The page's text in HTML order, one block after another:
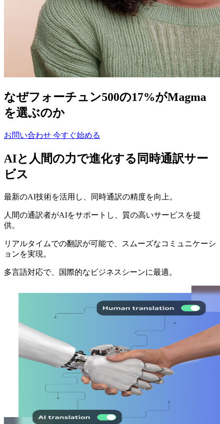
なぜフォーチュン500の17%がMagma
を選ぶのか
お問い合わせ 今すぐ始める
AIと人間の力で進化する同時通訳サー
ビス
最新のAI技術を活用し、同時通訳の精度を向上。
人間の通訳者がAIをサポートし、質の高いサービスを提
供。
リアルタイムでの翻訳が可能で、スムーズなコミュニケーシ
ョンを実現。
多言語対応で、国際的なビジネスシーンに最適。